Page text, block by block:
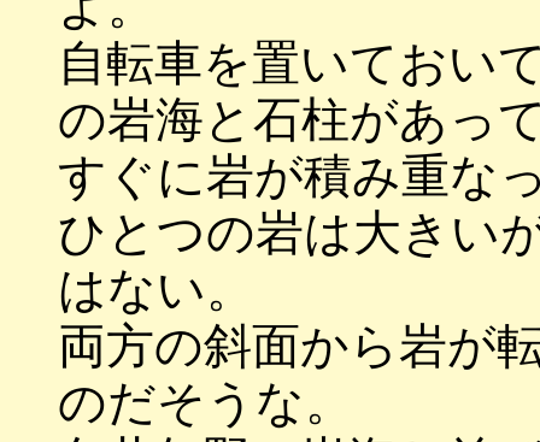
自転車を置いておい
の岩海と石柱があっ
すぐに岩が積み重な
ひとつの岩は大きい
はない。
両方の斜面から岩が
のだそうな。